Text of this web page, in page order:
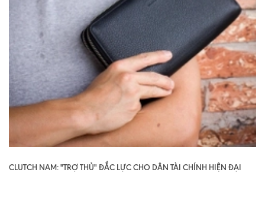
CLUTCH NAM: "TRỢ THỦ" ĐẮC LỰC CHO DÂN TÀI CHÍNH HIỆN ĐẠI